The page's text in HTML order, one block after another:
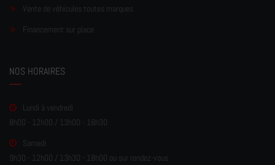
Vente de véhicules toutes marques
Financement sur place
NOS HORAIRES
Lundi à vendredi
8h00 - 12h00 / 13h00 - 18h30
Samedi
9h30 - 12h00 / 13h30 - 18h00 ou sur rendez-vous